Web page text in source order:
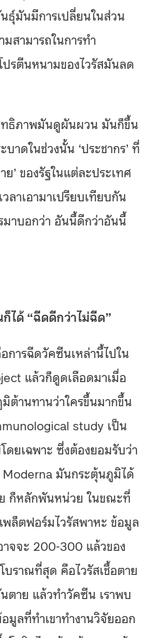
ธุ์มันมีการเปลี่ยนในส่วน
สามารถในการทำ
รตีนหนามของไวรัสมันลด
ทธิภาพมันดูผันผวน มันก็ขึ้น
บาดในช่วงนั้น ‘ประชากร’ ที่
ย’ ของรัฐในแต่ละประเทศ
ลาเอามาเปรียบเทียบกัน
มาบอกว่า อันนี้ดีกว่าอันนี้
ได้ “ฉีดดีกว่าไม่ฉีด”
ารฉีดวัคซีนเหล่านี้ไปใน
แล้วก็ดูดเลือดมาเมื่อ
ต้านทานว่าใครขึ้นมากขึ้น
study เป็น
ดยเฉพาะ ซึ่งต้องยอมรับว่า
มันกระตุ้นภูมิได้
ก็หลักพันหน่วย ในขณะที่
ล็ตฟอร์มไวรัสพาหะ ข้อมูล
จจะ 200-300 แล้วของ
ราณที่สุด คือไวรัสเชื้อตาย
ตาย แล้วทำวัคซีน เราพบ
ลที่ทำเขาทำงานวิจัยออก